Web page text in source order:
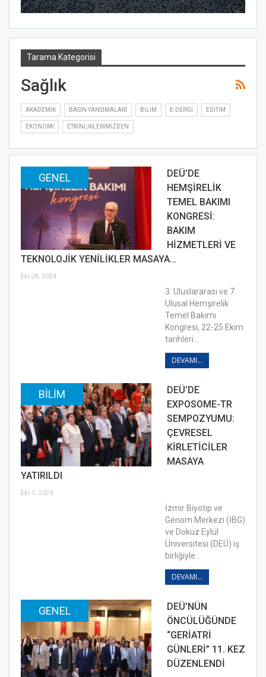
Tarama Kategorisi
Sağlık
AKADEMIK BASIN YANSIMALARI BILIM E-DERGI EĞITIM
EKONOMI ETKINLIKLERIMIZDEN
GENEL
DEÜ’DE
HEMŞİRELİK
TEMEL BAKIMI
KONGRESİ:
BAKIM
HİZMETLERİ VE
TEKNOLOJİK YENİLİKLER MASAYA…
Eki 28, 2024
3. Uluslararası ve 7.
Ulusal Hemşirelik
Temel Bakımı
Kongresi, 22-25 Ekim
tarihleri…
DEVAMI...
BILIM
DEÜ’DE
EXPOSOME-TR
SEMPOZYUMU:
ÇEVRESEL
KİRLETİCİLER
MASAYA
YATIRILDI
Eki 1, 2024
İzmir Biyotıp ve
Genom Merkezi (İBG)
ve Dokuz Eylül
Üniversitesi (DEÜ) iş
birliğiyle…
DEVAMI...
GENEL
DEÜ’NÜN
ÖNCÜLÜĞÜNDE
“GERİATRİ
GÜNLERİ” 11. KEZ
DÜZENLENDİ